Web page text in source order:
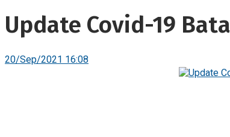
Update Covid-19
20/Sep/2021 16:08